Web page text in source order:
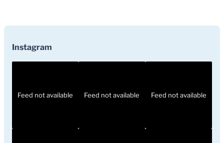
Instagram
Feed not available Feed not available Feed not available